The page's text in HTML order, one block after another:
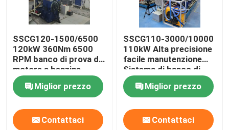
SSCG120-1500/6500
120kW 360Nm 6500
RPM banco di prova del
motore a benzina
raffreddato ad aria
Miglior prezzo
Contattaci
SSCG110-3000/10000
110kW Alta precisione
facile manutenzione
Sistema di banco di
prova del dinamometro
elettrico per la prova
delle prestazioni del
motore
Miglior prezzo
Contattaci